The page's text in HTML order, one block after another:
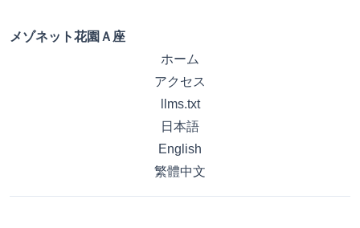
メゾネット花園Ａ座
ホーム
アクセス
llms.txt
日本語
English
繁體中文